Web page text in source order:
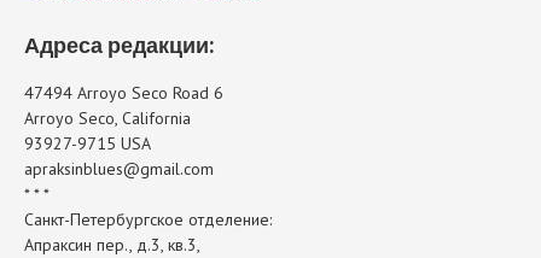
Адреса редакции:
47494 Arroyo Seco Road 6
Arroyo Seco, California
93927-9715 USA
apraksinblues@gmail.com
* * *
Санкт-Петербургское отделение:
Апраксин пер., д.3, кв.3,